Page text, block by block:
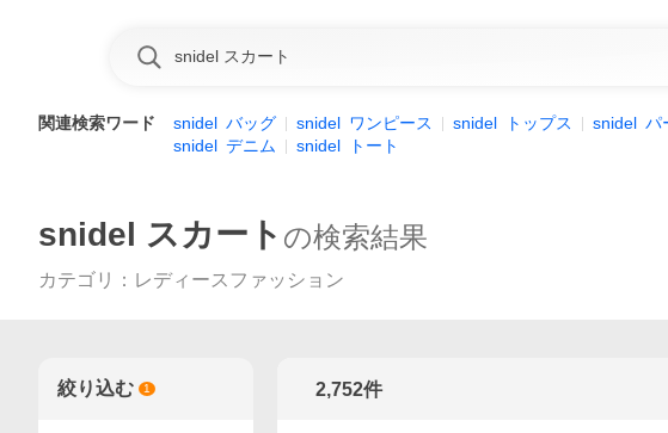
関連検索ワード snidel バッグ snidel ワンピース snidel トップス snidel パ
snidel デニム snidel トート
snidel スカート の検索結果
カテゴリ ： レディースファッション
2,752件
絞り込む 1